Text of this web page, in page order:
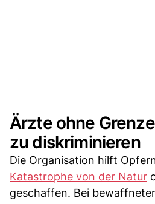
Ärzte ohne
zu diskriminieren
Die Organisation hilft
Katastrophe von der Natur
geschaffen. Bei